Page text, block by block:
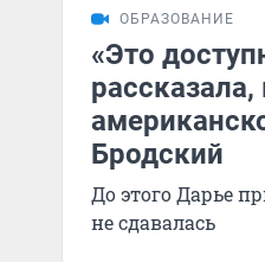
ОБРАЗОВАНИЕ
«Это
рассказала,
Бродский
До этого Дарье
не сдавалась